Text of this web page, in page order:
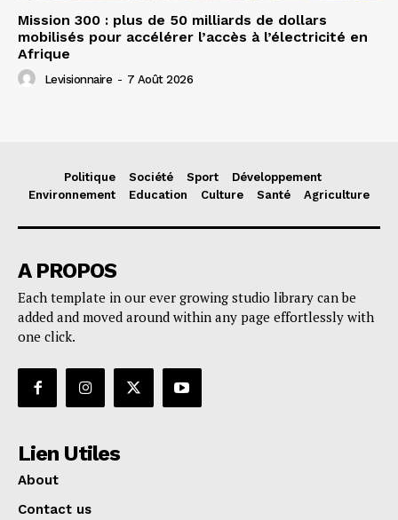
Mission 300 : plus de 50 milliards de dollars
mobilisés pour accélérer l’accès à l’électricité en
Afrique
Levisionnaire - 7 Août 2026
Politique Société Sport
Développement
Environnement
Education Culture Santé Agriculture
A PROPOS
Each template in our ever growing studio library can be
added and moved around within any page effortlessly with
one click.
Lien Utiles
About
Contact us